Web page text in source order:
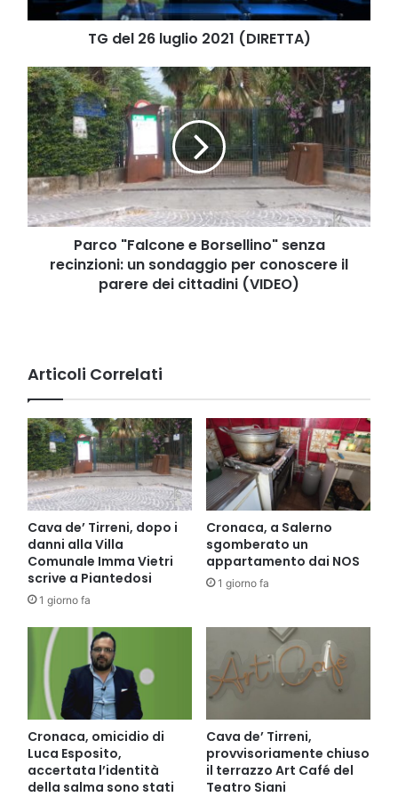
TG del 26 luglio 2021 (DIRETTA)
Parco
"Falcone
e
Borsellino"
senza
recinzioni:
un
sondaggio
per
conoscereParco "Falcone e Borsellino" senza
recinzioni: un sondaggio per conoscere il
parere dei cittadini (VIDEO)
Articoli Correlati
Cava de’ Tirreni, dopo i
danni alla Villa
Comunale Imma Vietri
scrive a Piantedosi
1 giorno fa
Cronaca, a Salerno
sgomberato un
appartamento dai NOS
1 giorno fa
Cronaca, omicidio di
Luca Esposito,
accertata l’identità
della salma sono stati
Cava de’ Tirreni,
provvisoriamente chiuso
il terrazzo Art Café del
Teatro Siani